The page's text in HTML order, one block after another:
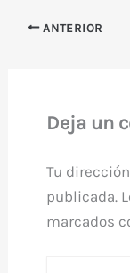
ANTERIOR
Deja un
Tu
publicada.
marcados